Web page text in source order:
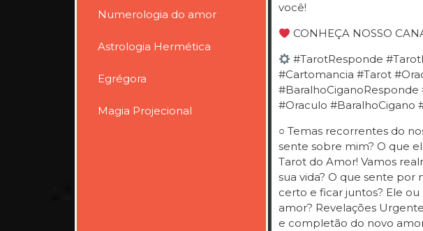
Numerologia do amor
Astrologia Hermética
Egrégora
Magia Projecional
você!
CONHEÇA NOSSO
#TarotResponde
#Cartomancia #Tarot
#Oraculo #BaralhoCigano
○ Temas recorrentes do
sente sobre mim? O que
Tarot do Amor! Vamos
sua vida? O que sente
certo e ficar juntos? Ele
amor? Revelações
e completão do novo